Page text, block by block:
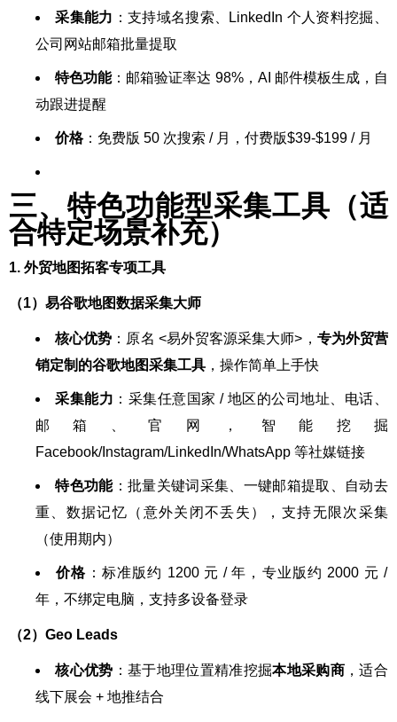
采集能力 ：支持域名搜索、LinkedIn 个人资料挖掘、
公司网站邮箱批量提取
特色功能：邮箱验证率达 98%，AI 邮件模板生成，自
动跟进提醒
价格：免费版 50 次搜索 / 月，付费版$39-$199 / 月
三、特色功能型采集工具（适
合特定场景补充）
1. 外贸地图拓客专项工具
（1）易谷歌地图数据采集大师
核心优势 ：原名 <易外贸客源采集大师>， 专为外贸营
销定制的谷歌地图采集工具 ，操作简单上手快
采集能力 ：采集任意国家 / 地区的公司地址、电话、
邮箱、官网，智能挖掘
Facebook/Instagram/LinkedIn/WhatsApp 等社媒链接
特色功能：批量关键词采集、一键邮箱提取、自动去
重、数据记忆（意外关闭不丢失），支持无限次采集
（使用期内）
价格 ：标准版约 1200 元 / 年，专业版约 2000 元 /
年，不绑定电脑，支持多设备登录
（2）Geo Leads
核心优势 ：基于地理位置精准挖掘本地采购商 ，适合
线下展会 + 地推结合